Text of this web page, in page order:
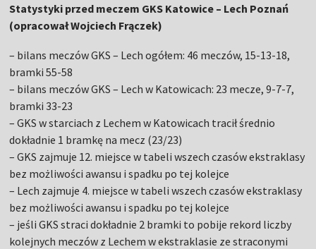
Statystyki przed meczem GKS Katowice – Lech Poznań
(opracował Wojciech Frączek)
– bilans meczów GKS – Lech ogółem: 46 meczów, 15-13-18,
bramki 55-58
– bilans meczów GKS – Lech w Katowicach: 23 mecze, 9-7-7,
bramki 33-23
– GKS w starciach z Lechem w Katowicach tracił średnio
dokładnie 1 bramkę na mecz (23/23)
– GKS zajmuje 12. miejsce w tabeli wszech czasów ekstraklasy
bez możliwości awansu i spadku po tej kolejce
– Lech zajmuje 4. miejsce w tabeli wszech czasów ekstraklasy
bez możliwości awansu i spadku po tej kolejce
– jeśli GKS straci dokładnie 2 bramki to pobije rekord liczby
kolejnych meczów z Lechem w ekstraklasie ze straconymi